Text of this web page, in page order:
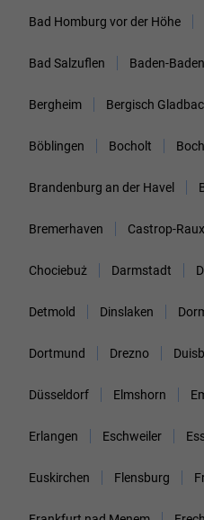
Bad Homburg vor der Höhe
Bad Salzuflen Baden-Baden
Bergheim Bergisch
Böblingen Bocholt
Brandenburg an der Havel
Bremerhaven Castrop-
Chociebuż Darmstadt
Detmold Dinslaken
Dortmund Drezno
Düsseldorf Elmshorn
Erlangen Eschweiler
Euskirchen Flensburg